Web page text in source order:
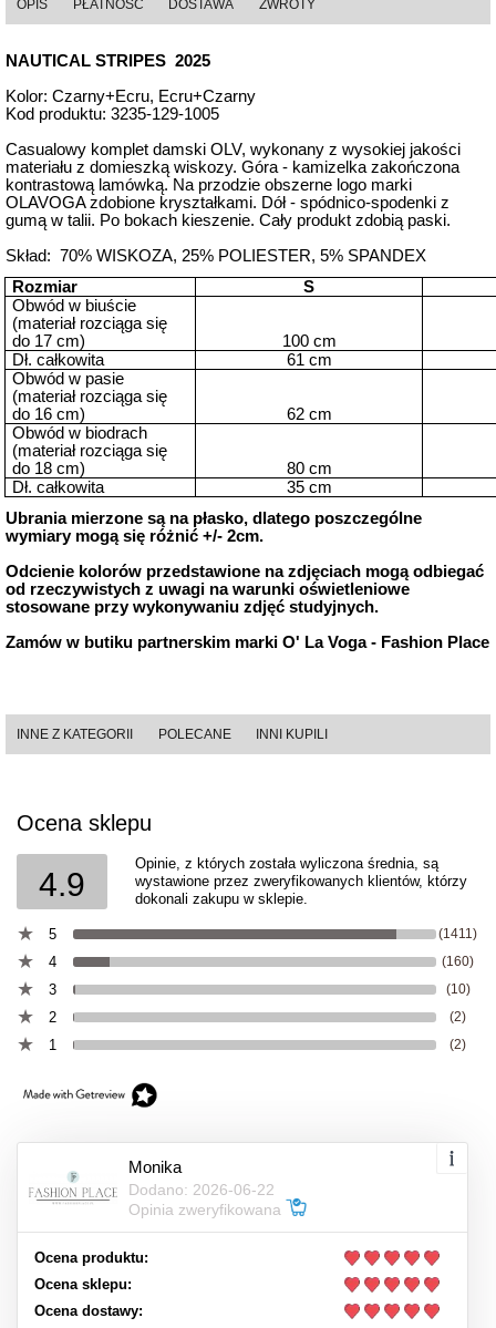
OPIS PŁATNOŚĆ DOSTAWA ZWROTY
NAUTICAL STRIPES 2025
Kolor: Czarny+Ecru, Ecru+Czarny
Kod produktu: 3235-129-1005
Casualowy komplet damski OLV, wykonany z wysokiej jakości
materiału z domieszką wiskozy. Góra - kamizelka zakończona
kontrastową lamówką. Na przodzie obszerne logo marki
OLAVOGA zdobione kryształkami. Dół - spódnico-spodenki z
gumą w talii. Po bokach kieszenie. Cały produkt zdobią paski.
Skład: 70% WISKOZA, 25% POLIESTER, 5% SPANDEX
Rozmiar
S
Obwód w biuście
(materiał rozciąga się
do 17 cm)
100 cm
Dł. całkowita
61 cm
Obwód w pasie
(materiał rozciąga się
do 16 cm)
62 cm
Obwód w biodrach
(materiał rozciąga się
do 18 cm)
80 cm
Dł. całkowita
35 cm
Ubrania mierzone są na płasko, dlatego poszczególne
wymiary mogą się różnić +/- 2cm.
Odcienie kolorów przedstawione na zdjęciach mogą odbiegać
od rzeczywistych z uwagi na warunki oświetleniowe
stosowane przy wykonywaniu zdjęć studyjnych.
Zamów w butiku partnerskim marki O' La Voga - Fashion Place
INNE Z KATEGORII POLECANE INNI KUPILI
Ocena sklepu
4.9
Opinie, z których została wyliczona średnia, są
wystawione przez zweryfikowanych klientów, którzy
dokonali zakupu w sklepie.
5 (1411)
4 (160)
3 (10)
2 (2)
1 (2)
Monika
Dodano: 2026-06-22
Opinia zweryfikowana
Ocena produktu:
Ocena sklepu:
Ocena dostawy: